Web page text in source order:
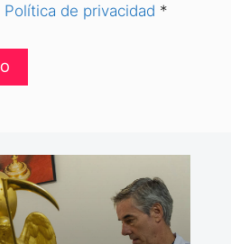
Política de privacidad *